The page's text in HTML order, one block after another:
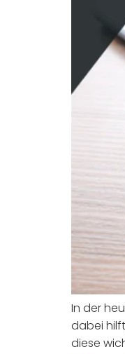
In der
dabei
diese